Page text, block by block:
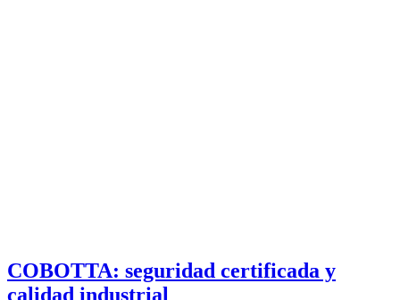
COBOTTA: seguridad certificada y
calidad industrial